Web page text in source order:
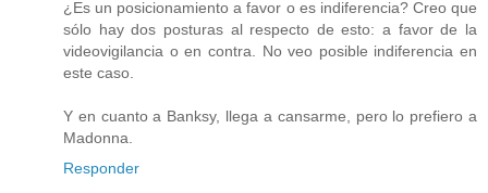
¿Es un posicionamiento a favor o es indiferencia? Creo que
sólo hay dos posturas al respecto de esto: a favor de la
videovigilancia o en contra. No veo posible indiferencia en
este caso.
Y en cuanto a Banksy, llega a cansarme, pero lo prefiero a
Madonna.
Responder